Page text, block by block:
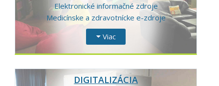
Elektronické informačné zdroje
Medicínske a zdravotnícke e-zdroje
Viac
DIGITALIZÁCIA